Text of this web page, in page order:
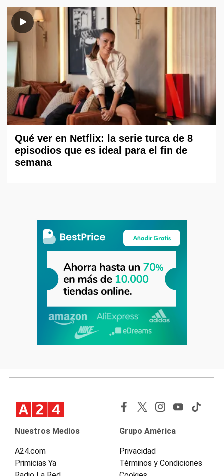
Qué ver en Netflix: la serie turca de 8
episodios que es ideal para el fin de
semana
Nuestros Medios
A24.com
Primicias Ya
Grupo América
Privacidad
Términos y Condiciones